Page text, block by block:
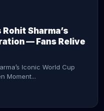
Sharma’s
— Fans Relive
Iconic World Cup
Moment...